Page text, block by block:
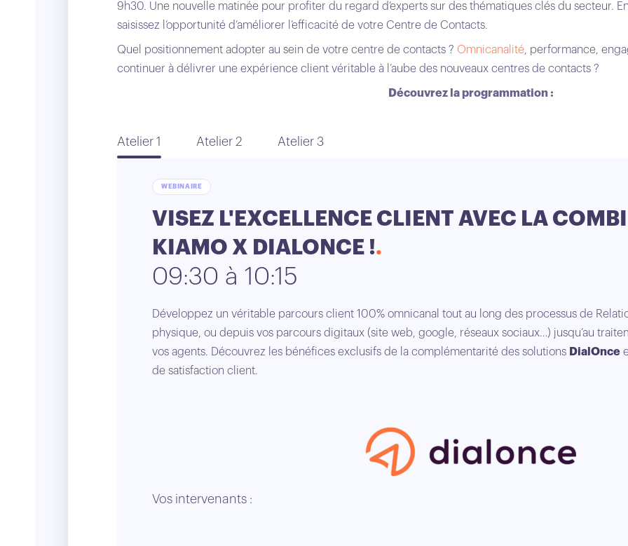
9h30. Une nouvelle matinée pour profiter du regard d’experts sur des thématiques clés du secteur.
saisissez l’opportunité d’améliorer l’efficacité de votre Centre de Contacts.
Quel positionnement adopter au sein de votre centre de contacts ? Omnicanalité, performance,
continuer à délivrer une expérience client véritable à l’aube des nouveaux centres de contacts ?
Découvrez la programmation :
Atelier 1 Atelier 2 Atelier 3
WEBINAIRE
VISEZ L'EXCELLENCE CLIENT AVEC LA
KIAMO X DIALONCE !
09:30 à 10:15
Développez un véritable parcours client 100% omnicanal tout au long des processus de
physique, ou depuis vos parcours digitaux (site web, google, réseaux sociaux…) jusqu’au
vos agents. Découvrez les bénéfices exclusifs de la complémentarité des solutions DialOnce
de satisfaction client.
Vos intervenants :